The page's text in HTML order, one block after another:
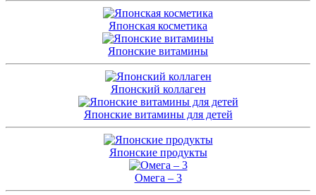
Японская косметика
Японские витамины
Японский коллаген
Японские витамины для детей
Японские продукты
Омега – 3